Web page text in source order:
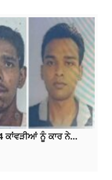
ਕਾਂਵੜੀਆਂ ਨੂੰ ਕਾਰ ਨੇ...